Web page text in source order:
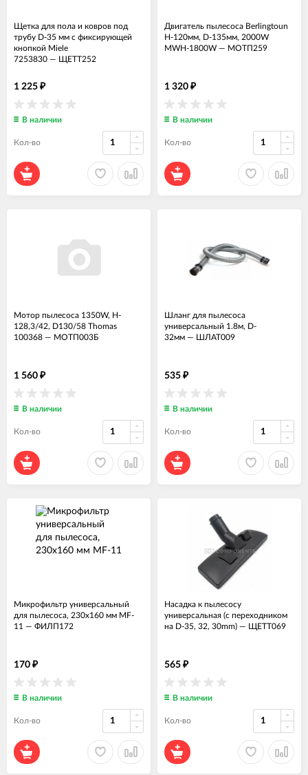
Щетка для пола и ковров под
трубу D-35 мм с фиксирующей
кнопкой Miele
7253830 — ЩЕТТ252
1 225 ₽
В наличии
Кол-во
Двигатель пылесоса Berlingtoun
H-120мм, D-135мм, 2000W
MWH-1800W — МОТП259
1 320 ₽
В наличии
Кол-во
Мотор пылесоса 1350W, H-
128,3/42, D130/58 Thomas
100368 — МОТП003Б
1 560 ₽
В наличии
Кол-во
Шланг для пылесоса
универсальный 1.8м, D-
32мм — ШЛАТ009
535 ₽
В наличии
Кол-во
Микрофильтр универсальный
для пылесоса, 230х160 мм MF-
11 — ФИЛП172
170 ₽
В наличии
Кол-во
Насадка к пылесосу
универсальная (с переходником
на D-35, 32, 30mm) — ЩЕТТ069
565 ₽
В наличии
Кол-во